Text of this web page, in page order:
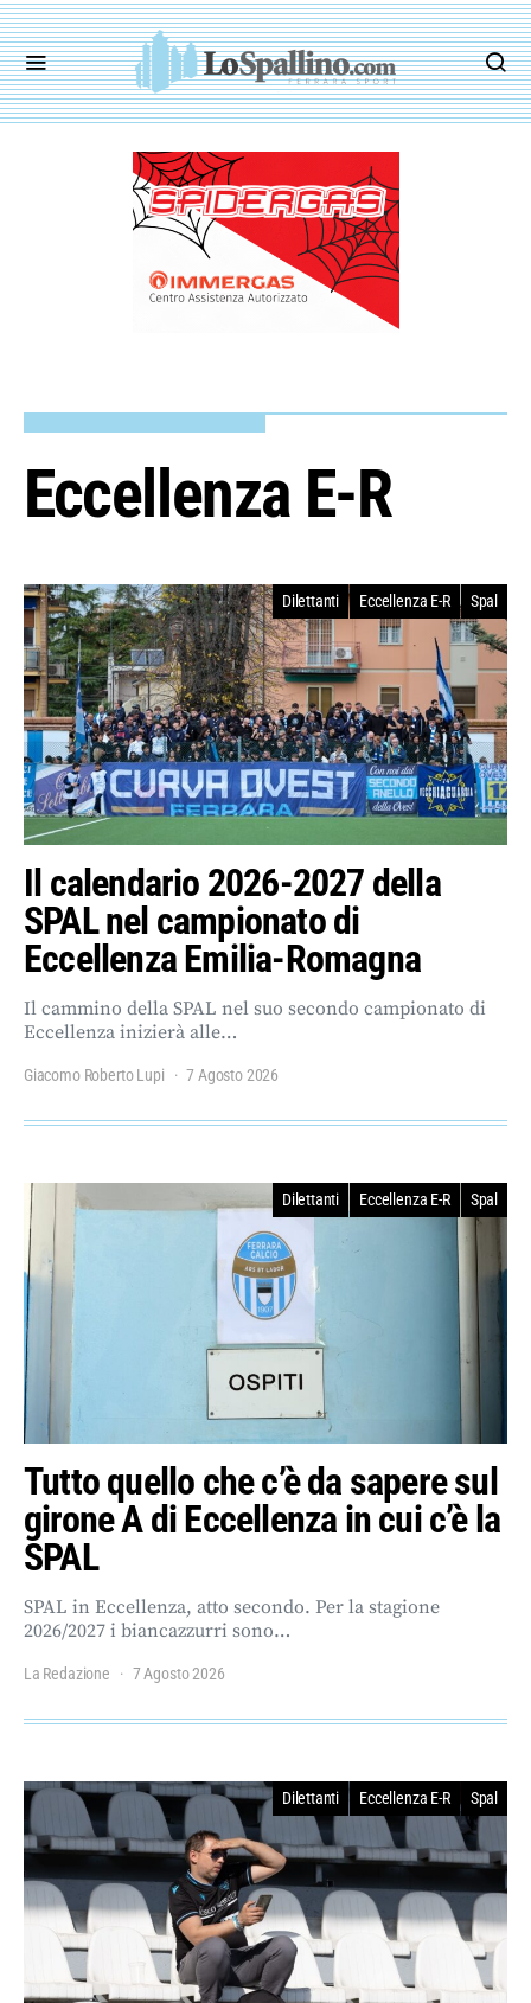
Eccellenza E-R
Dilettanti Eccellenza E-R Spal
Il calendario 2026-2027 della
SPAL nel campionato di
Eccellenza Emilia-Romagna
Il cammino della SPAL nel suo secondo campionato di
Eccellenza inizierà alle…
Giacomo Roberto Lupi 7 Agosto 2026
Dilettanti Eccellenza E-R Spal
Tutto quello che c’è da sapere sul
girone A di Eccellenza in cui c’è la
SPAL
SPAL in Eccellenza, atto secondo. Per la stagione
2026/2027 i biancazzurri sono…
La Redazione 7 Agosto 2026
Dilettanti Eccellenza E-R Spal